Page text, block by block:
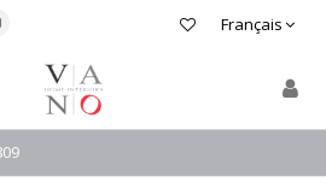
Français